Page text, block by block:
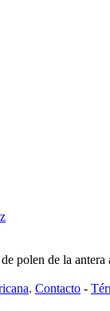
z
polen de la antera
. Contacto -